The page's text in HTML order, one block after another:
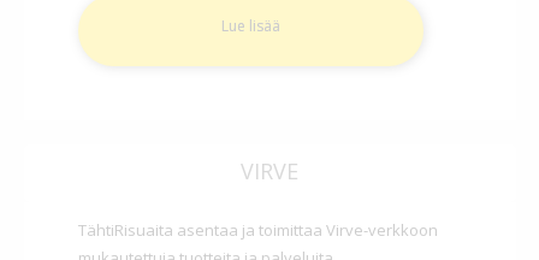
Lue lisää
VIRVE
TähtiRisuaita asentaa ja toimittaa Virve-verkkoon